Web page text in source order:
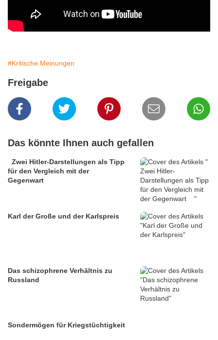
#Kritische Meinungen
Freigabe
Das könnte Ihnen auch gefallen
Zwei Hitler-Darstellungen als Tipp
für den Vergleich mit der
Gegenwart
Karl der Große und der Karlspreis
Das schizophrene Verhältnis zu
Russland
Sondermögen für Kriegstüchtigkeit